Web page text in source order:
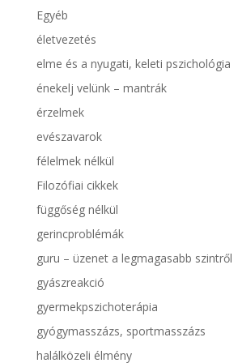
Egyéb
életvezetés
elme és a nyugati, keleti pszichológia
énekelj velünk – mantrák
érzelmek
evészavarok
félelmek nélkül
Filozófiai cikkek
függőség nélkül
gerincproblémák
guru – üzenet a legmagasabb szintről
gyászreakció
gyermekpszichoterápia
gyógymasszázs, sportmasszázs
halálközeli élmény